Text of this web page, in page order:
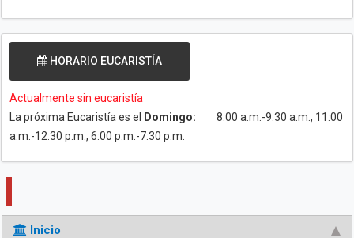
HORARIO EUCARISTÍA
Actualmente sin eucaristía
La próxima Eucaristía es el
Domingo:
8:00 a.m.-9:30 a.m., 11:00
a.m.-12:30 p.m., 6:00 p.m.-7:30 p.m.
Inicio